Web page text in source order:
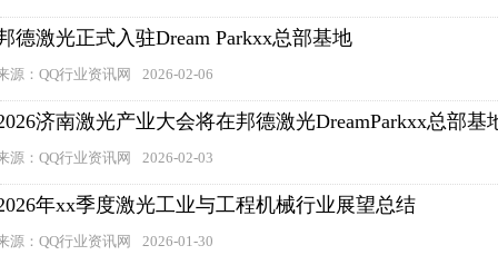
德激光正式入驻Dream Parkxx总部基地
源：QQ行业资讯网 2026-02-06
济南激光产业大会将在邦德激光DreamParkxx总部基
源：QQ行业资讯网 2026-02-03
年xx季度激光工业与工程机械行业展望总结
源：QQ行业资讯网 2026-01-30